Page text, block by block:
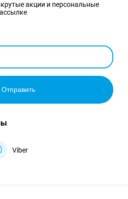
акции и персональные
Отправить
Viber